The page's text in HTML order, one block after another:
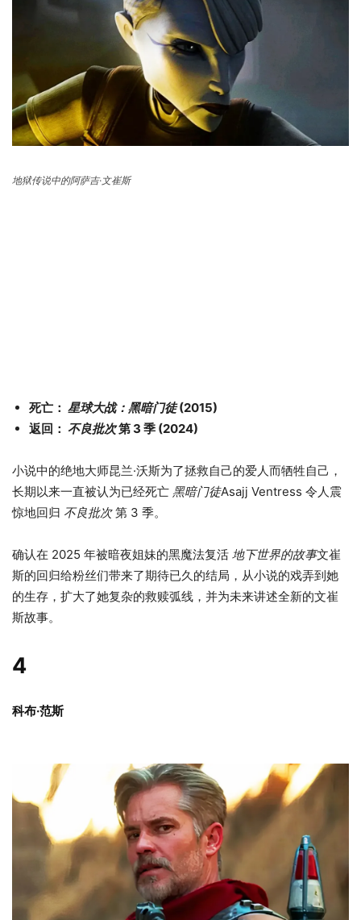
地狱传说中的阿萨吉·文崔斯
死亡： 星球大战：黑暗门徒(2015)
返回： 不良批次第 3 季 (2024)
小说中的绝地大师昆兰·沃斯为了拯救自己的爱人而牺牲自己，
长期以来一直被认为已经死亡 黑暗门徒Asajj Ventress 令人震
惊地回归 不良批次第 3 季。
确认在 2025 年被暗夜姐妹的黑魔法复活 地下世界的故事文崔
斯的回归给粉丝们带来了期待已久的结局，从小说的戏弄到她
的生存，扩大了她复杂的救赎弧线，并为未来讲述全新的文崔
斯故事。
4
科布·范斯